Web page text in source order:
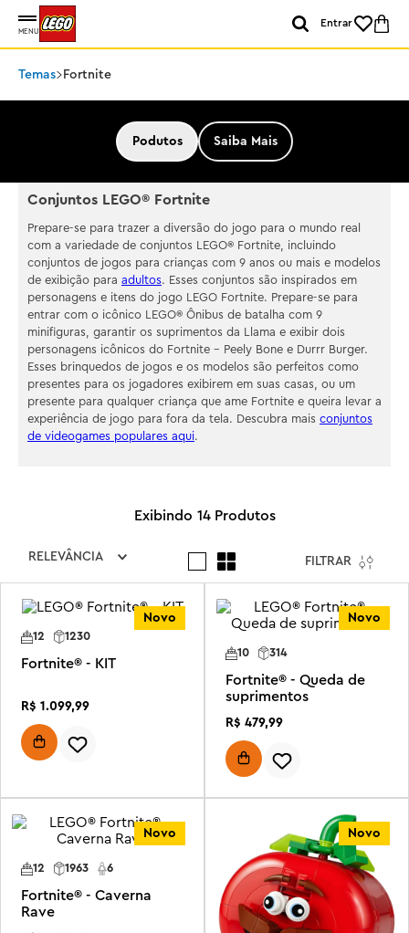
MENU
Entrar
Temas Fortnite
Podutos Saiba Mais
Conjuntos LEGO® Fortnite
Prepare-se para trazer a diversão do jogo para o mundo real
com a variedade de conjuntos LEGO® Fortnite, incluindo
conjuntos de jogos para crianças com 9 anos ou mais e modelos
de exibição para adultos. Esses conjuntos são inspirados em
personagens e itens do jogo LEGO Fortnite. Prepare-se para
entrar com o icônico LEGO® Ônibus de batalha com 9
minifiguras, garantir os suprimentos da Llama e exibir dois
personagens icônicos do Fortnite – Peely Bone e Durrr Burger.
Esses brinquedos de jogos e os modelos são perfeitos como
presentes para os jogadores exibirem em suas casas, ou um
presente para qualquer criança que ame Fortnite e queira levar a
experiência de jogo para fora da tela. Descubra mais conjuntos
de videogames populares aqui.
14 Produtos
RELEVÂNCIA FILTRAR
Novo
12
1230
Fortnite® - KIT
R$ 1 .099,99
Novo
10 314
Fortnite® - Queda de
suprimentos
R$ 479,99
Novo
1963 6
12
Fortnite® - Caverna
Rave
Novo